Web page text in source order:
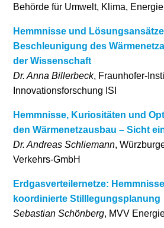
Behörde für Umwelt, Klima,
Hemmnisse und
Beschleunigung des
der Wissenschaft
Dr. Anna Billerbeck, Fraunhofer-
Innovationsforschung ISI
Hemmnisse, Kuriositäten und
den Wärmenetzausbau – Sicht
Dr. Andreas Schliemann,
Verkehrs-GmbH
Erdgasverteilernetze:
koordinierte Stilllegungsplanung
Sebastian Schönberg, MVV